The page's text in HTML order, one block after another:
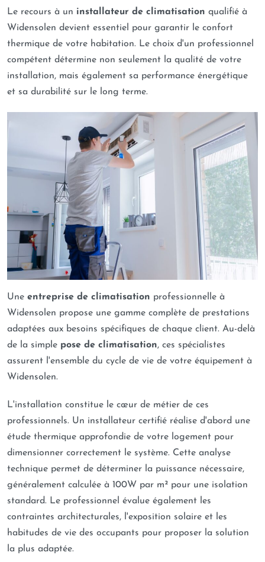
Le recours à un installateur de climatisation qualifié à
Widensolen devient essentiel pour garantir le confort
thermique de votre habitation. Le choix d'un professionnel
compétent détermine non seulement la qualité de votre
installation, mais également sa performance énergétique
et sa durabilité sur le long terme.
Une entreprise de climatisation professionnelle à
Widensolen propose une gamme complète de prestations
adaptées aux besoins spécifiques de chaque client. Au-delà
de la simple pose de climatisation, ces spécialistes
assurent l'ensemble du cycle de vie de votre équipement à
Widensolen.
L'installation constitue le cœur de métier de ces
professionnels. Un installateur certifié réalise d'abord une
étude thermique approfondie de votre logement pour
dimensionner correctement le système. Cette analyse
technique permet de déterminer la puissance nécessaire,
généralement calculée à 100W par m² pour une isolation
standard. Le professionnel évalue également les
contraintes architecturales, l'exposition solaire et les
habitudes de vie des occupants pour proposer la solution
la plus adaptée.